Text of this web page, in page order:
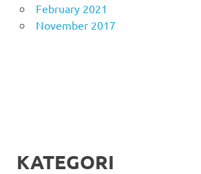
February 2021
November 2017
KATEGORI